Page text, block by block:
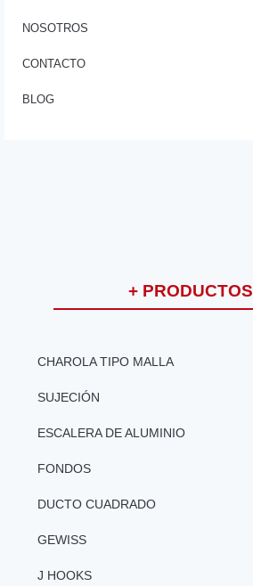
NOSOTROS
CONTACTO
BLOG
+ PRODUCTOS
CHAROLA TIPO MALLA
SUJECIÓN
ESCALERA DE ALUMINIO
FONDOS
DUCTO CUADRADO
GEWISS
J HOOKS